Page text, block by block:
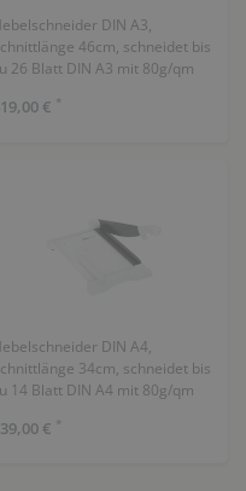
DIN A3,
46cm, schneidet bis
26 Blatt DIN A3 mit 80g/qm
€ *
DIN A4,
34cm, schneidet bis
14 Blatt DIN A4 mit 80g/qm
€ *